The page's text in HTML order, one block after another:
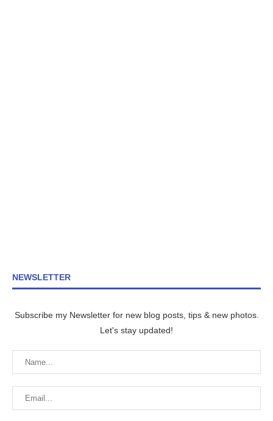
NEWSLETTER
Subscribe my Newsletter for new blog posts, tips & new photos.
Let's stay updated!